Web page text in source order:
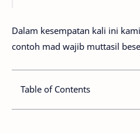
Dalam kesempatan kali ini
contoh mad wajib muttasil
Table of Contents